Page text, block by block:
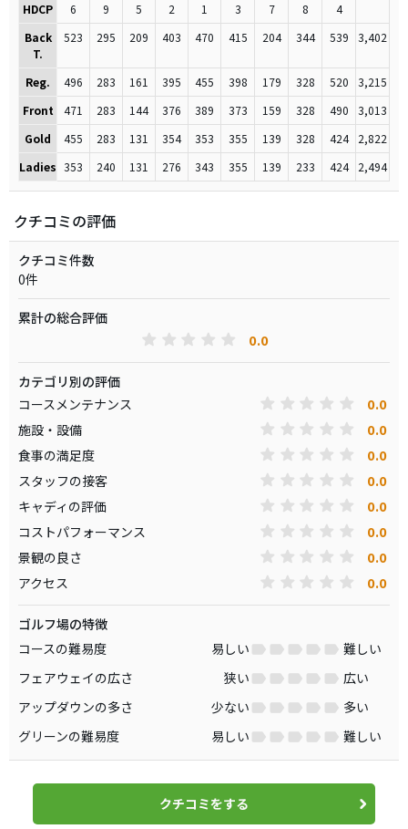
HDCP
6 9 5 2 1 3 7 8
4
Back
T.
523 295 209 403 470 415 204 344 539 3,402
Reg. 496 283 161 395 455 398 179 328 520
3,215
Front
471 283 144 376 389 373 159 328 490
3,013
Gold
455 283 131 354 353 355 139 328 424
2,822
Ladies 353 240 131 276 343 355 139 233 424 2,494
クチコミの評価
クチコミ件数
0件
累計の総合評価
0.0
カテゴリ別の評価
コースメンテナンス
0.0
施設・設備 0.0
食事の満足度 0.0
スタッフの接客 0.0
キャディの評価 0.0
コストパフォーマンス 0.0
景観の良さ 0.0
アクセス 0.0
ゴルフ場の特徴
コースの難易度
易しい
難しい
フェアウェイの広さ
狭い
広い
アップダウンの多さ
少ない
多い
グリーンの難易度
易しい 難しい
クチコミをする